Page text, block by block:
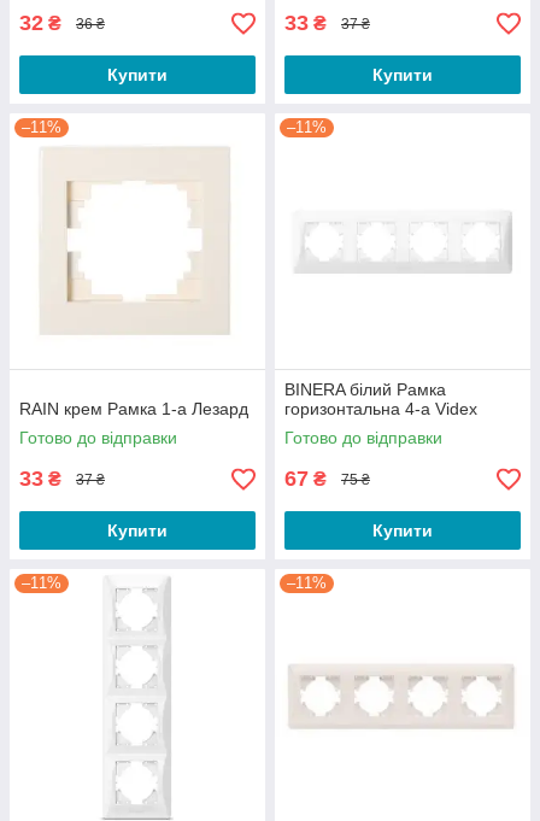
32 ₴ 36 ₴
Купити
33 ₴ 37 ₴
Купити
–11%
RAIN крем Рамка 1-а Лезард
Готово до відправки
33 ₴ 37 ₴
Купити
–11%
BINERA білий Рамка
горизонтальна 4-а Videx
Готово до відправки
67 ₴ 75 ₴
Купити
–11% –11%